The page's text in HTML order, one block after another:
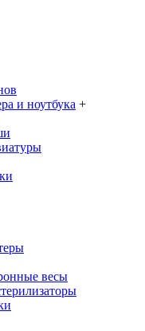
и ноутбука +
весы